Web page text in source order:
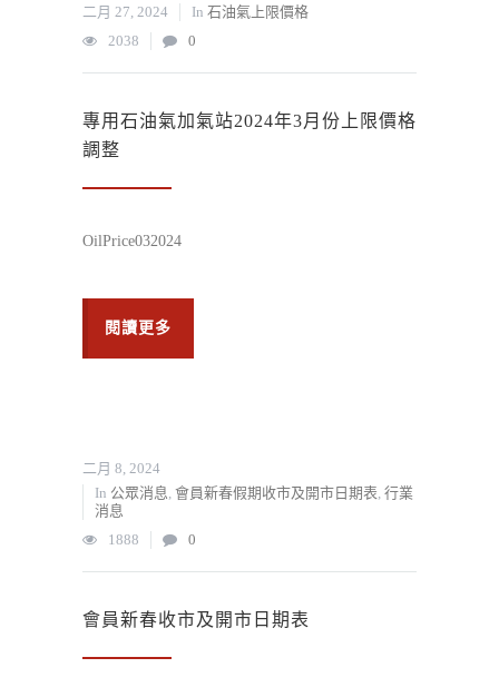
二月 27, 2024 In 石油氣上限價格
2038
0
專用石油氣加氣站2024年3月份上限價格
調整
OilPrice032024
閱讀更多
二月 8, 2024
In 公眾消息, 會員新春假期收市及開市日期表, 行業
消息
1888
0
會員新春收市及開市日期表